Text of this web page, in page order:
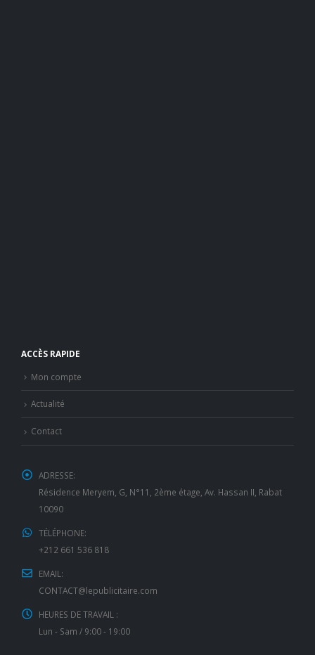
ACCÈS RAPIDE
Mon compte
Actualité
Contact
ADRESSE:
Résidence Meryem, G, N°11, 2ème étage, Av. Hassan II, Rabat
10090
TÉLÉPHONE:
+212 661 536 818
EMAIL:
CONTACT@lepublicitaire.com
HEURES DE TRAVAIL :
Lun - Sam / 9:00 - 19:00